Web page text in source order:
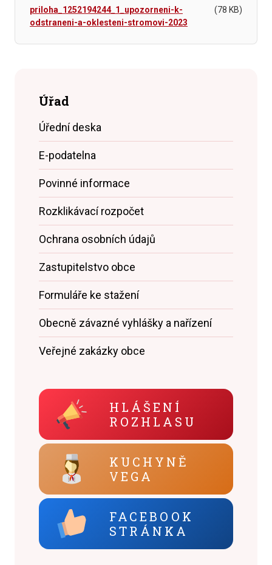
priloha_1252194244_1_upozorneni-k-
odstraneni-a-oklesteni-stromovi-2023
(78 KB)
Úřad
Úřední deska
E-podatelna
Povinné informace
Rozklikávací rozpočet
Ochrana osobních údajů
Zastupitelstvo obce
Formuláře ke stažení
Obecně závazné vyhlášky a nařízení
Veřejné zakázky obce
HLÁŠENÍ
ROZHLASU
KUCHYNĚ
VEGA
FACEBOOK
STRÁNKA